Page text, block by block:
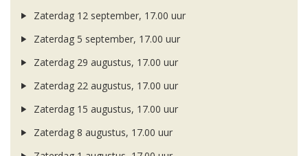
Zaterdag 12 september, 17.00 uur
Zaterdag 5 september, 17.00 uur
Zaterdag 29 augustus, 17.00 uur
Zaterdag 22 augustus, 17.00 uur
Zaterdag 15 augustus, 17.00 uur
Zaterdag 8 augustus, 17.00 uur